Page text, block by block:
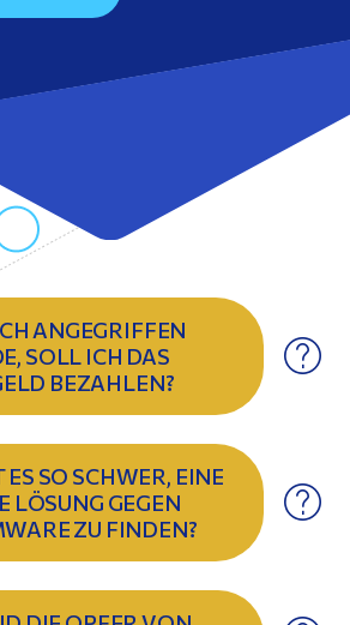
ANGEGRIFFEN
SOLL ICH DAS
BEZAHLEN?
SO SCHWER, EINE
LÖSUNG GEGEN
ZU FINDEN?